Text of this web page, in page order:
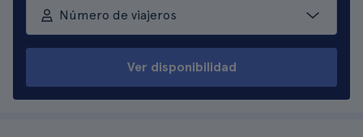
Número de viajeros
Ver disponibilidad